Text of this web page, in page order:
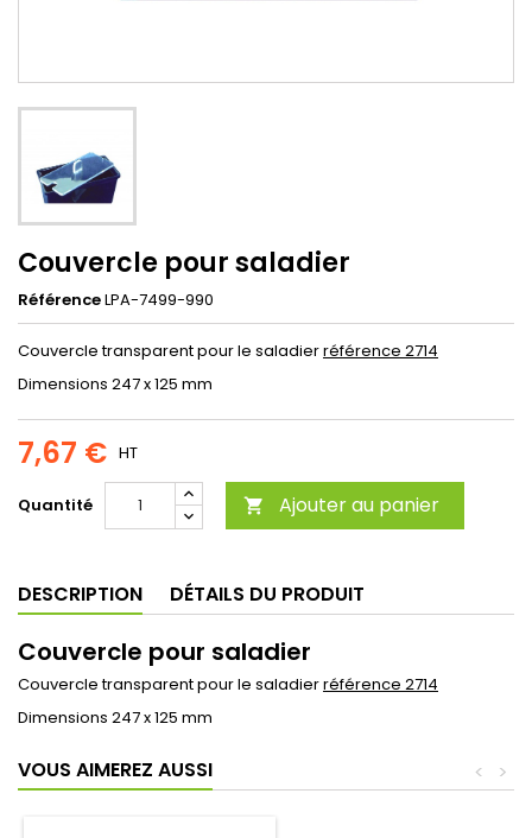
Couvercle pour saladier
RéférenceLPA-7499-990
Couvercle transparent pour le saladierréférence 2714
Dimensions 247 x 125 mm
7,67 € HT
Quantité  Ajouter au panier
DESCRIPTION DÉTAILS DU PRODUIT
Couvercle pour saladier
Couvercle transparent pour le saladierréférence 2714
Dimensions 247 x 125 mm
VOUS AIMEREZ AUSSI >
<